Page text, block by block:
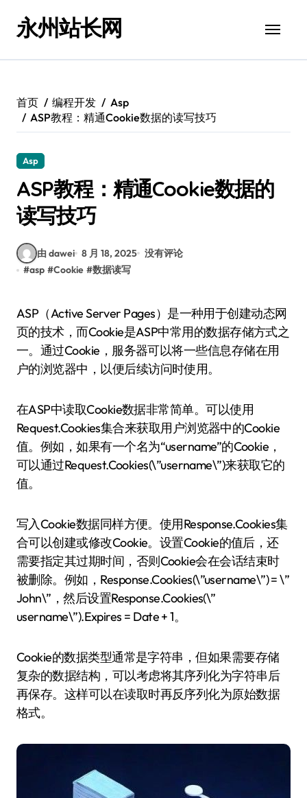
永州站长网
首页 编程开发
Asp
ASP教程：精通Cookie数据的读写技巧
Asp
ASP教程：精通Cookie数据的
读写技巧
由 dawei 8 月 18, 2025 没有评论
#asp #Cookie #数据读写
ASP（Active Server Pages）是一种用于创建动态网
页的技术，而Cookie是ASP中常用的数据存储方式之
一。通过Cookie，服务器可以将一些信息存储在用
户的浏览器中，以便后续访问时使用。
在ASP中读取Cookie数据非常简单。可以使用
Request.Cookies集合来获取用户浏览器中的Cookie
值。例如，如果有一个名为“username”的Cookie，
可以通过Request.Cookies(\”username\”)来获取它的
值。
写入Cookie数据同样方便。使用Response.Cookies集
合可以创建或修改Cookie。设置Cookie的值后，还
需要指定其过期时间，否则Cookie会在会话结束时
被删除。例如，Response.Cookies(\”username\”) = \”
John\”，然后设置Response.Cookies(\”
username\”).Expires = Date + 1。
Cookie的数据类型通常是字符串，但如果需要存储
复杂的数据结构，可以考虑将其序列化为字符串后
再保存。这样可以在读取时再反序列化为原始数据
格式。